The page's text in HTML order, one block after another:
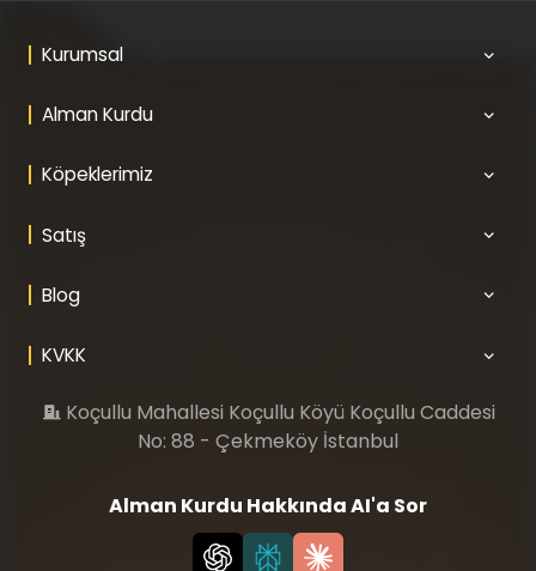
Kurumsal
Alman Kurdu
Köpeklerimiz
Satış
Blog
KVKK
Koçullu Mahallesi Koçullu Köyü Koçullu Caddesi
No: 88 - Çekmeköy İstanbul
Alman Kurdu Hakkında AI'a Sor